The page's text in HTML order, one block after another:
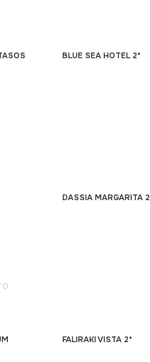
BLUE SEA HOTEL 2*
DASSIA MARGARITA
FALIRAKI VISTA 2*